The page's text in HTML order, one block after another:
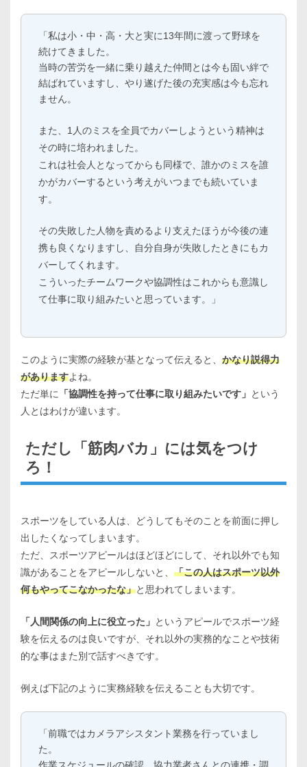
「私は小・中・高・大と実に13年間に渡って野球を
続けてきました。
当時の苦労を一緒に乗り越えた仲間とは今も固い絆で
結ばれていますし、やり遂げた後の充実感は今も忘れ
ません。
また、1人のミスを全員でカバーしようという精神は
その時に培われました。
これは社会人となってからも同様で、誰かのミスを誰
かがカバーするという考えがいつまでも続いていま
す。
その失敗した人物を責めるより支えたほうが今後の連
携も良くなりますし、自分自身が失敗したときにもカ
バーしてくれます。
こういったチームワークや協調性はこれからも意識し
て仕事に取り組みたいと思っています。」
このように実際の経験が基となって伝えると、 かなり説得力
がありますよね。
ただ単に
「協調性を持って仕事に取り組みたいです」 という
人とはわけが違います。
ただし「筋肉バカ」には気をつけ
ろ！
スポーツをしている人は、どうしてもそのことを前面に押し
出したくなってしまいます。
ただ、スポーツアピールはほどほどにして、それ以外でも知
識があることをアピールしないと、 「この人はスポーツ以外
何もやってこなかったな」と思われてしまいます。
「人間関係の向上に役立った」 というアピールでスポーツ経
験を伝えるのは良いですが、それ以外の実務的なことや技術
的な事はまた別で話すべきです。
例えば下記のように実務経験を伝えることも大切です。
「前職ではカメラアシスタント業務を行っていまし
た。